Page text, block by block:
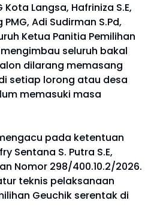
Kota Langsa, Hafriniza S.E,
Adi Sudirman S.Pd,
Ketua Panitia Pemilihan
seluruh bakal
dilarang memasang
setiap lorong atau desa
memasuki masa
pada ketentuan
Sentana S. Putra S.E,
Nomor 298/400.10.2/2026.
teknis pelaksanaan
Geuchik serentak di